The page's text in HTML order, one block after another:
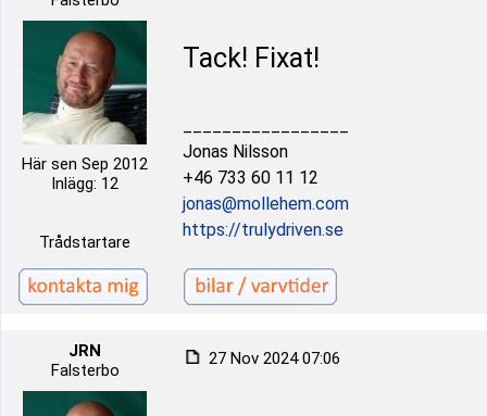
Här sen Sep 2012
Inlägg: 12
Trådstartare
Tack! Fixat!
Jonas Nilsson
+46 733 60 11 12
jonas@mollehem.com
https://trulydriven.se
JRN
Falsterbo
27 Nov 2024 07:06